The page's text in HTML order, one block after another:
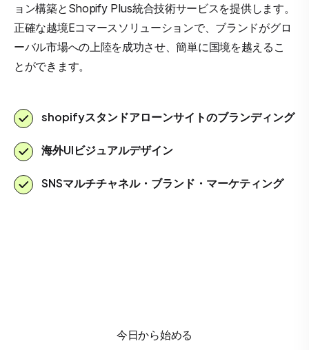
ョン構築とShopify Plus統合技術サービスを提供します。
正確な越境Eコマースソリューションで、ブランドがグロ
ーバル市場への上陸を成功させ、簡単に国境を越えるこ
とができます。
shopifyスタンドアローンサイトのブランディング
海外UIビジュアルデザイン
SNSマルチチャネル・ブランド・マーケティング
今日から始める